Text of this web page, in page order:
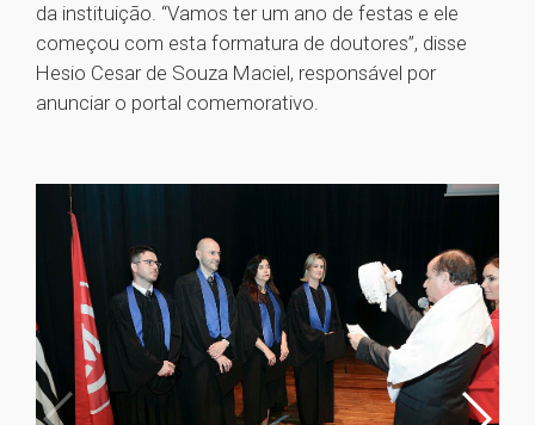
da instituição. “Vamos ter um ano de festas e ele
começou com esta formatura de doutores”, disse
Hesio Cesar de Souza Maciel, responsável por
anunciar o portal comemorativo.